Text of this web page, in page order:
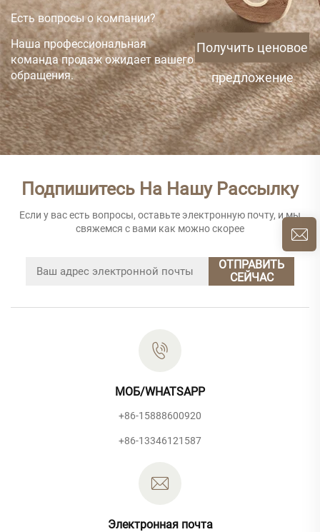
шлангом 1,5 м
Есть вопросы о компании?
Наша профессиональная
команда продаж ожидает вашего
обращения.
Получить ценовое
предложение
Подпишитесь На Нашу Рассылку
Если у вас есть вопросы, оставьте электронную почту, и мы
свяжемся с вами как можно скорее
ОТПРАВИТЬ
СЕЙЧАС
МОБ/WHATSAPP
+86-15888600920
+86-13346121587
Электронная почта